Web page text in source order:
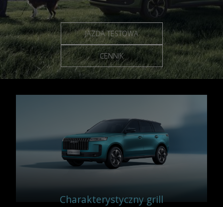
JAZDA TESTOWA
CENNIK
Charakterystyczny grill